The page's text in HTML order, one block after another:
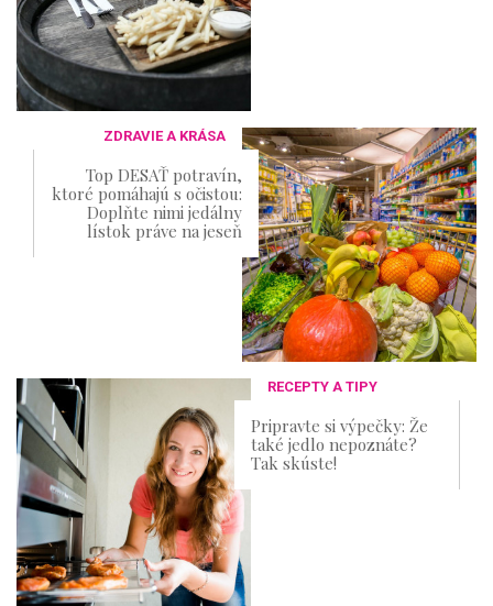
ZDRAVIE A KRÁSA
Top DESAŤ potravín,
ktoré pomáhajú s očistou:
Doplňte nimi jedálny
lístok práve na jeseň
RECEPTY A TIPY
Pripravte si výpečky: Že
také jedlo nepoznáte?
Tak skúste!